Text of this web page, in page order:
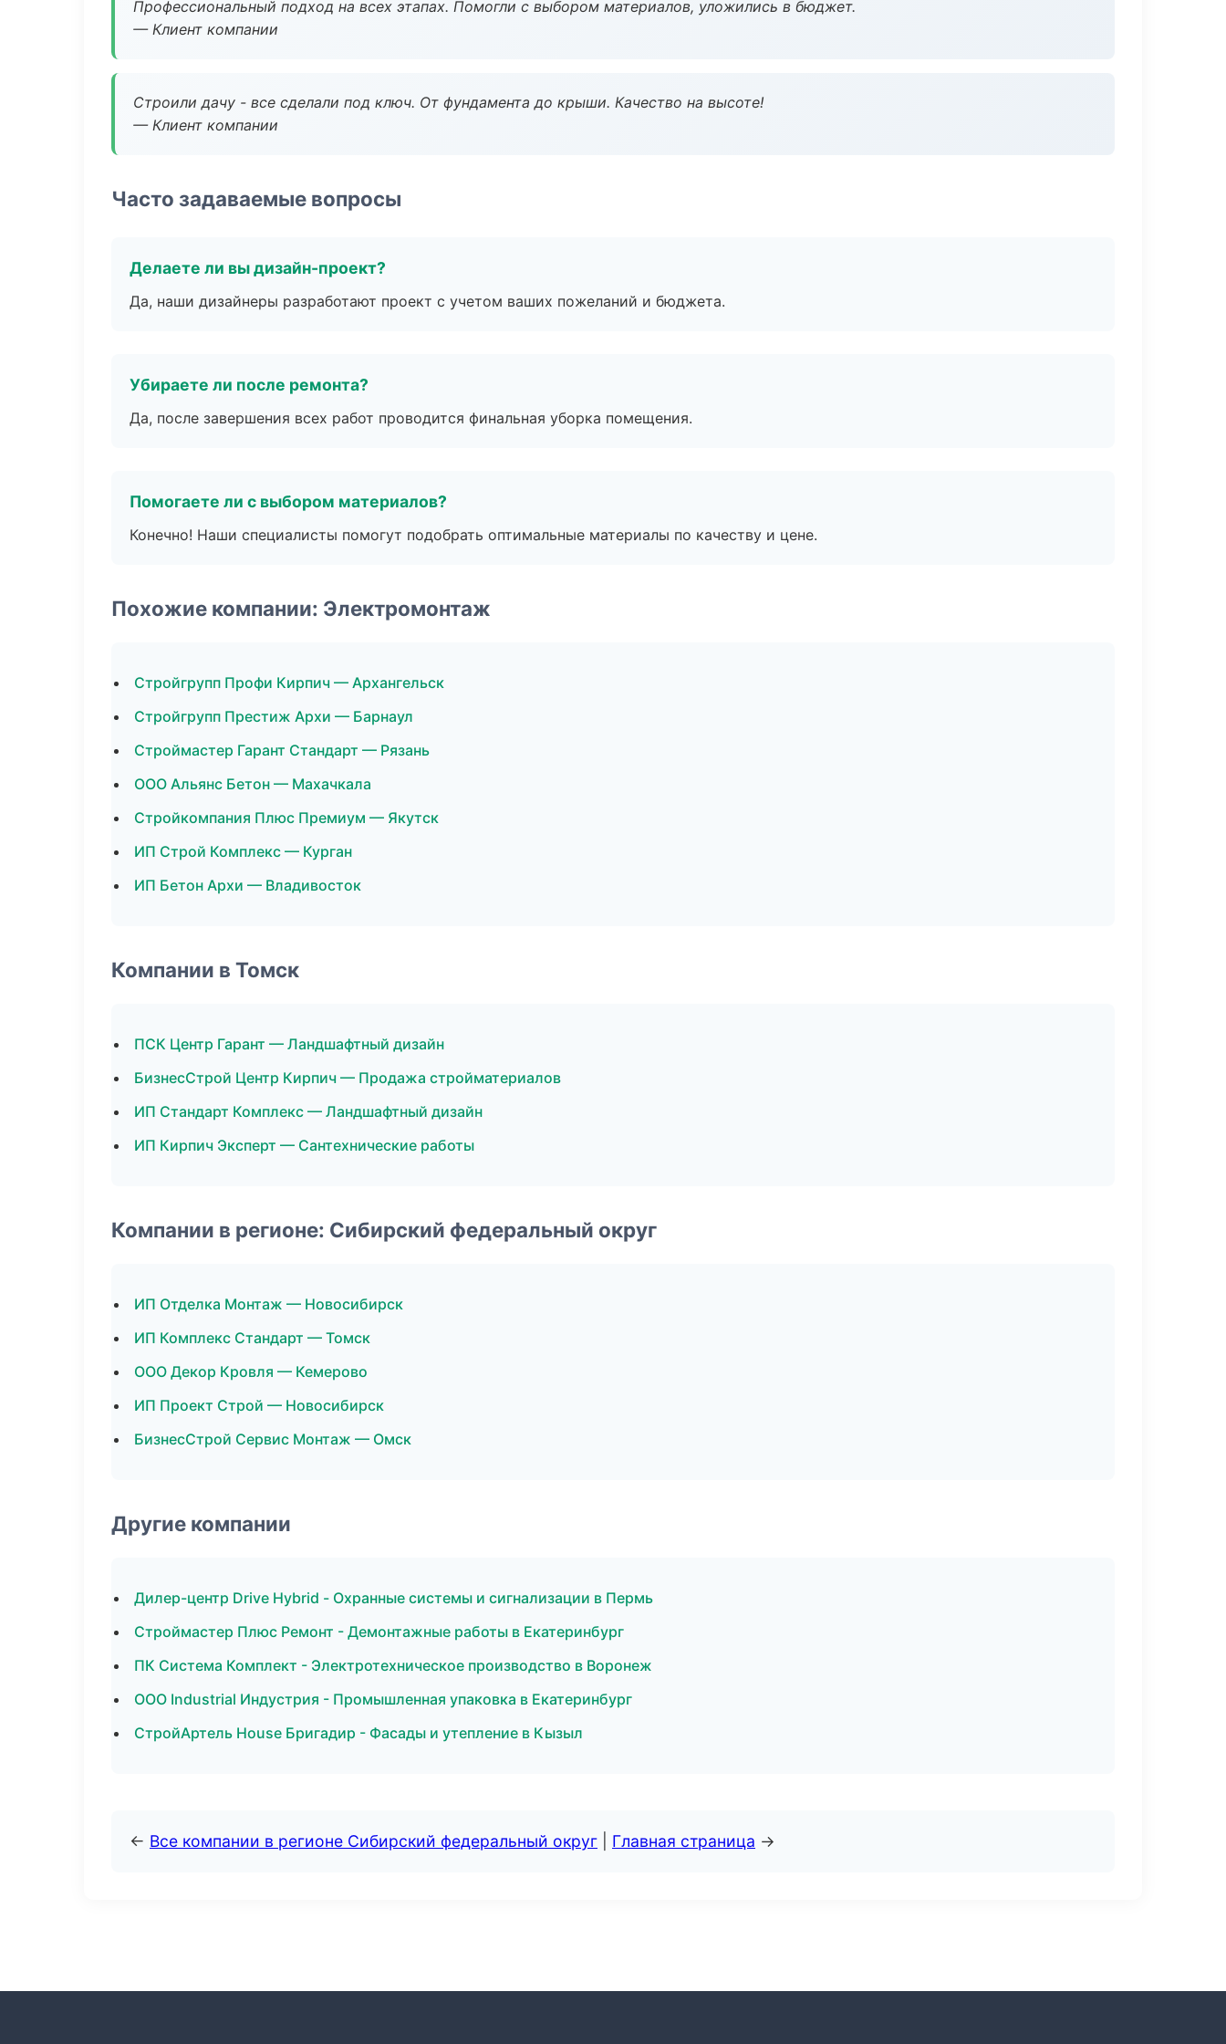
Профессиональный подход на всех этапах. Помогли с выбором материалов, уложились в бюджет.
— Клиент компании
Строили дачу - все сделали под ключ. От фундамента до крыши. Качество на высоте!
— Клиент компании
Часто задаваемые вопросы
Делаете ли вы дизайн-проект?
Да, наши дизайнеры разработают проект с учетом ваших пожеланий и бюджета.
Убираете ли после ремонта?
Да, после завершения всех работ проводится финальная уборка помещения.
Помогаете ли с выбором материалов?
Конечно! Наши специалисты помогут подобрать оптимальные материалы по качеству и цене.
Похожие компании: Электромонтаж
Стройгрупп Профи Кирпич — Архангельск
Стройгрупп Престиж Архи — Барнаул
Строймастер Гарант Стандарт — Рязань
ООО Альянс Бетон — Махачкала
Стройкомпания Плюс Премиум — Якутск
ИП Строй Комплекс — Курган
ИП Бетон Архи — Владивосток
Компании в Томск
ПСК Центр Гарант — Ландшафтный дизайн
БизнесСтрой Центр Кирпич — Продажа стройматериалов
ИП Стандарт Комплекс — Ландшафтный дизайн
ИП Кирпич Эксперт — Сантехнические работы
Компании в регионе: Сибирский федеральный округ
ИП Отделка Монтаж — Новосибирск
ИП Комплекс Стандарт — Томск
ООО Декор Кровля — Кемерово
ИП Проект Строй — Новосибирск
БизнесСтрой Сервис Монтаж — Омск
Другие компании
Дилер-центр Drive Hybrid - Охранные системы и сигнализации в Пермь
Строймастер Плюс Ремонт - Демонтажные работы в Екатеринбург
ПК Система Комплект - Электротехническое производство в Воронеж
ООО Industrial Индустрия - Промышленная упаковка в Екатеринбург
СтройАртель House Бригадир - Фасады и утепление в Кызыл
← Все компании в регионе Сибирский федеральный округ Главная страница →